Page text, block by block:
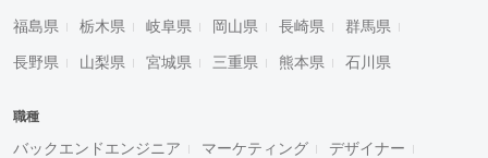
福島県 栃木県 岐阜県 岡山県 長崎県 群馬県
長野県 山梨県 宮城県 三重県 熊本県 石川県
職種
バックエンドエンジニア マーケティング デザイナー